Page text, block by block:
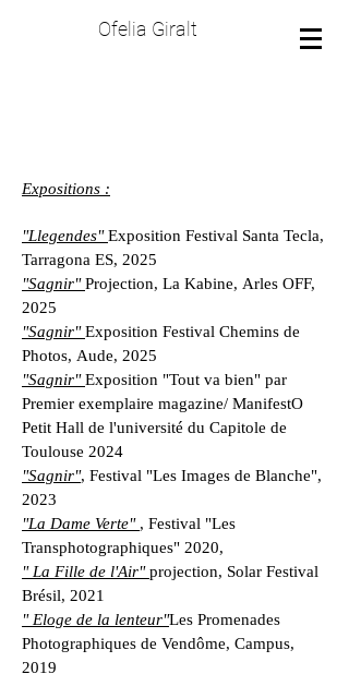
Ofelia Giralt
Expositions :
"Llegendes"Exposition Festival Santa Tecla,
Tarragona ES, 2025
"Sagnir"Projection, La Kabine, Arles OFF,
2025
"Sagnir"Exposition Festival Chemins de
Photos, Aude, 2025
"Sagnir"Exposition "Tout va bien" par
Premier exemplaire magazine/ ManifestO
Petit Hall de l'université du Capitole de
Toulouse 2024
"Sagnir", Festival "Les Images de Blanche",
2023
"La Dame Verte", Festival "Les
Transphotographiques" 2020,
" La Fille de l'Air"projection, Solar Festival
Brésil, 2021
" Eloge de la lenteur"Les Promenades
Photographiques de Vendôme, Campus,
2019